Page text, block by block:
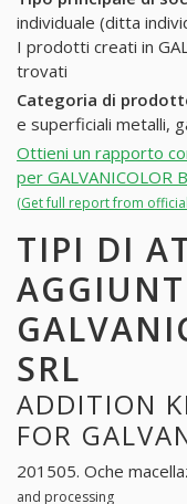
individuale (ditta
I prodotti creati in
trovati
Categoria di
e superficiali metalli,
Ottieni un rapporto
per GALVANICOLOR
(Get full report from
TIPI DI
SRL
ADDITION
FOR
201505. Oche
and processing